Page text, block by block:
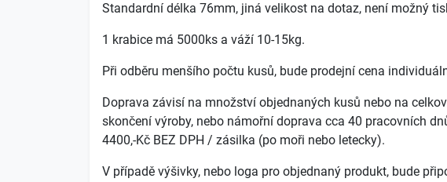
Standardní délka 76mm, jiná velikost na dotaz, není možný
1 krabice má 5000ks a váží 10-15kg.
Při odběru menšího počtu kusů, bude prodejní cena
Doprava závisí na množství objednaných kusů nebo na
skončení výroby, nebo námořní doprava cca 40 pracovních
4400,-Kč BEZ DPH / zásilka (po moři nebo letecky).
V případě výšivky, nebo loga pro objednaný produkt, bude